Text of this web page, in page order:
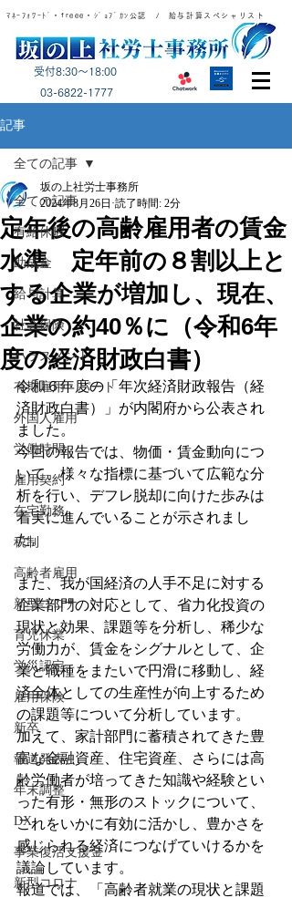
ﾏﾈｰﾌｫﾜｰﾄﾞ・freee・ｼﾞｮﾌﾞｶﾝ公認 / 給与計算スペシャリスト
受付8:30～18:00
​03-6822-1777
記事
全ての記事
有給休暇
助成金
給与計算
社会保険
ハラスメント
有期雇用・パート
外国人雇用
労働時間
雇用契約
在宅勤務
税制
高齢者雇用
新型コロナ
育児休業
労災認定
雇用保険
新卒
報道発表
年末調整
DX
事業復活支援金
新型コロナ
全ての記事
定年後の高齢雇用者の賃金
水準 定年前の８割以上と
する企業が増加し、現在、
企業の約40％に（令和6年
度の経済財政白書）
坂の上社労士事務所
2024年8月26日 読了時間: 2分
令和６年度の「年次経済財政報告（経
済財政白書）」が内閣府から公表され
ました。
今回の報告では、物価・賃金動向につ
いて、様々な指標に基づいて広範な分
析を行い、デフレ脱却に向けた歩みは
着実に進んでいることが示されまし
た。
また、我が国経済の人手不足に対する
企業部門の対応として、省力化投資の
現状と効果、課題等を分析し、稀少な
労働力が、賃金をシグナルとして、企
業と職種をまたいで円滑に移動し、経
済全体としての生産性が向上するため
の課題等について分析しています。
加えて、家計部門に蓄積されてきた豊
富な金融資産、住宅資産、さらには高
齢労働者が培ってきた知識や経験とい
った有形・無形のストックについて、
これをいかに有効に活かし、豊かさを
感じられる経済につなげていけるかを
議論しています。
報道では、「高齢者就業の現状と課題